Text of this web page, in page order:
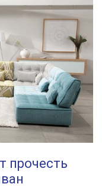
прочесть